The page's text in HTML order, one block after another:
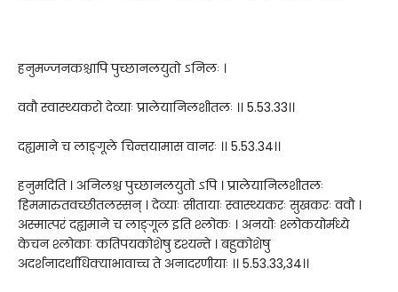
हनुमज्जनकश्चापि पुच्छानलयुतो ऽनिलः ।
ववौ स्वास्थ्यकरो देव्याः प्रालेयानिलशीतलः ।। 5.53.33।।
दह्यमाने च लाङ्गूले चिन्तयामास वानरः ।। 5.53.34।।
हनुमदिति । अनिलश्च पुच्छानलयुतो ऽपि । प्रालेयानिलशीतलः
हिममारुतवच्छीतलस्सन् । देव्याः सीतायाः स्वास्थ्यकरः सुखकरः ववौ ।
अस्मात्परं दह्यमाने च लाङ्गूल इति श्लोकः । अनयोः श्लोकयोर्मध्ये
केचन श्लोकाः कतिपयकोशेषु दृश्यन्ते । बहुकोशेषु
अदर्शनादर्थाधिक्याभावाच्च ते अनादरणीयाः ।। 5.53.33,34।।